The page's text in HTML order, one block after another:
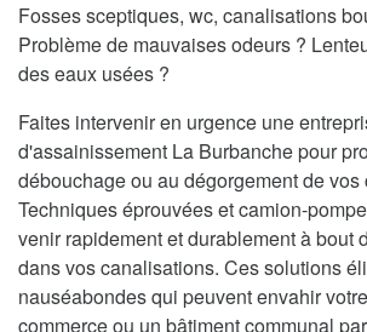
Fosses sceptiques, wc, canalisations
Problème de mauvaises odeurs ?
des eaux usées ?
Faites intervenir en urgence une
d'assainissement La Burbanche pour
débouchage ou au dégorgement de vos
Techniques éprouvées et camion-
venir rapidement et durablement à bout
dans vos canalisations. Ces solutions
nauséabondes qui peuvent envahir
commerce ou un bâtiment communal